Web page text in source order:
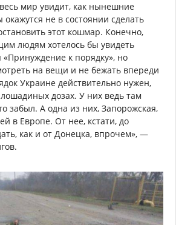
мир увидит, как нынешние
не в состоянии сделать
этот кошмар. Конечно,
людям хотелось бы увидеть
к порядку», но
на вещи и не бежать впереди
Украине действительно нужен,
дозах. У них ведь там
забыл. А одна из них, Запорожская,
в Европе. От нее, кстати, до
как и от Донецка, впрочем», —